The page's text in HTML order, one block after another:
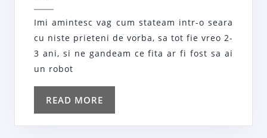
–
Geaninuta,
aspiratorul
Imi amintesc vag cum stateam intr-o seara
cu niste prieteni de vorba, sa tot fie vreo 2-
3 ani, si ne gandeam ce fita ar fi fost sa ai
un robot
READ MORE
MORE